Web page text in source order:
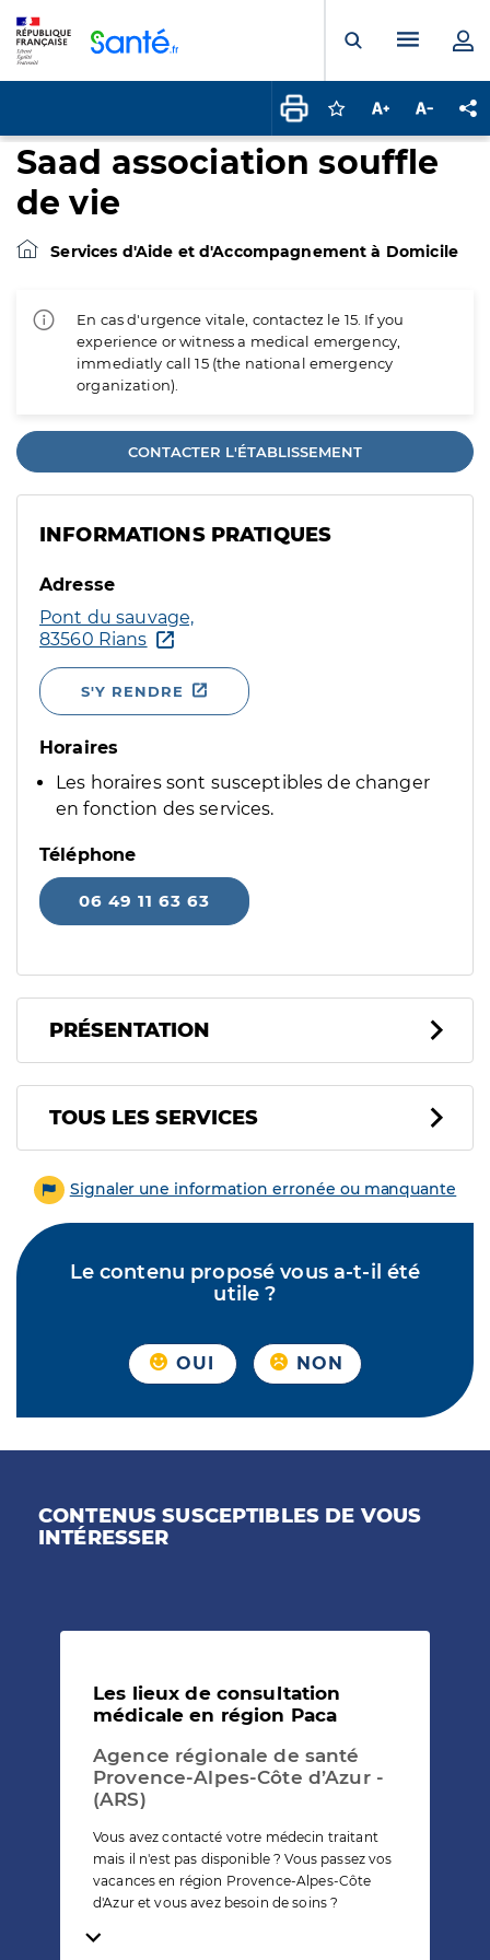
Ouvrir laMenu
Connectez-vous
Augmenter la
Saad association souffle
de vie
Services d'Aide et d'Accompagnement à Domicile
En cas d'urgence vitale, contactez le 15. If you
experience or witness a medical emergency,
immediatly call 15 (the national emergency
organization).
CONTACTER L'ÉTABLISSEMENT
INFORMATIONS PRATIQUES
Adresse
Pont du sauvage,
83560 Rians
S'Y RENDRE
Horaires
Les horaires sont susceptibles de changer
en fonction des services.
Téléphone
06 49 11 63 63
PRÉSENTATION
Tous les services
TOUS LES SERVICES
Signaler une information erronée ou manquante
Le contenu proposé vous a-t-il été
utile ?
OUI NON
CONTENUS SUSCEPTIBLES DE VOUS
INTÉRESSER
Les lieux de consultation
médicale en région Paca
Agence régionale de santé
Provence-Alpes-Côte d’Azur -
(ARS)
Vous avez contacté votre médecin traitant
mais il n'est pas disponible ? Vous passez vos
vacances en région Provence-Alpes-Côte
d'Azur et vous avez besoin de soins ?
Temps de lecture